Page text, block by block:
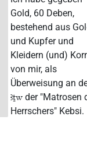
Gold, 60 Deben,
bestehend aus
und Kupfer und
Kleidern (und)
von mir, als
Überweisung an
ꜣṯw der "Matrosen
Herrschers" Kebsi.